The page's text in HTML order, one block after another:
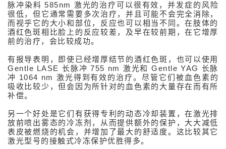
脉冲染料 585nm 激光的治疗可以很有效，并发症的风险
很低，但它通常需要多次治疗，并且可能不会完全消除，
而视乎它的大小和部位，反应也可以相当不同。在肢体的
酒红色斑相比脸上的反应较差，及早在较前期，在它增厚
前的治疗，会比较成功。
有报导表明，即使已经增厚结节的酒红色斑，也可以使用
Gentle LASE 长脉冲 755 nm 激光和 Gentle YAG 长脉
冲 1064 nm 激光得到有效的治疗。尽管它们被血色素的
吸收比较少，但会因为所针对的血色素的大量存在而有所
补偿。
另一个好处是它们有获得专利的动态冷却装置，在激光排
放前喷出雾态的冷冻剂，从而提供额外的保护，大大减低
表皮被燃烧的机会，并增加了最大的舒适度。这比较其它
激光型号的接触式冷冻保护优胜得多。